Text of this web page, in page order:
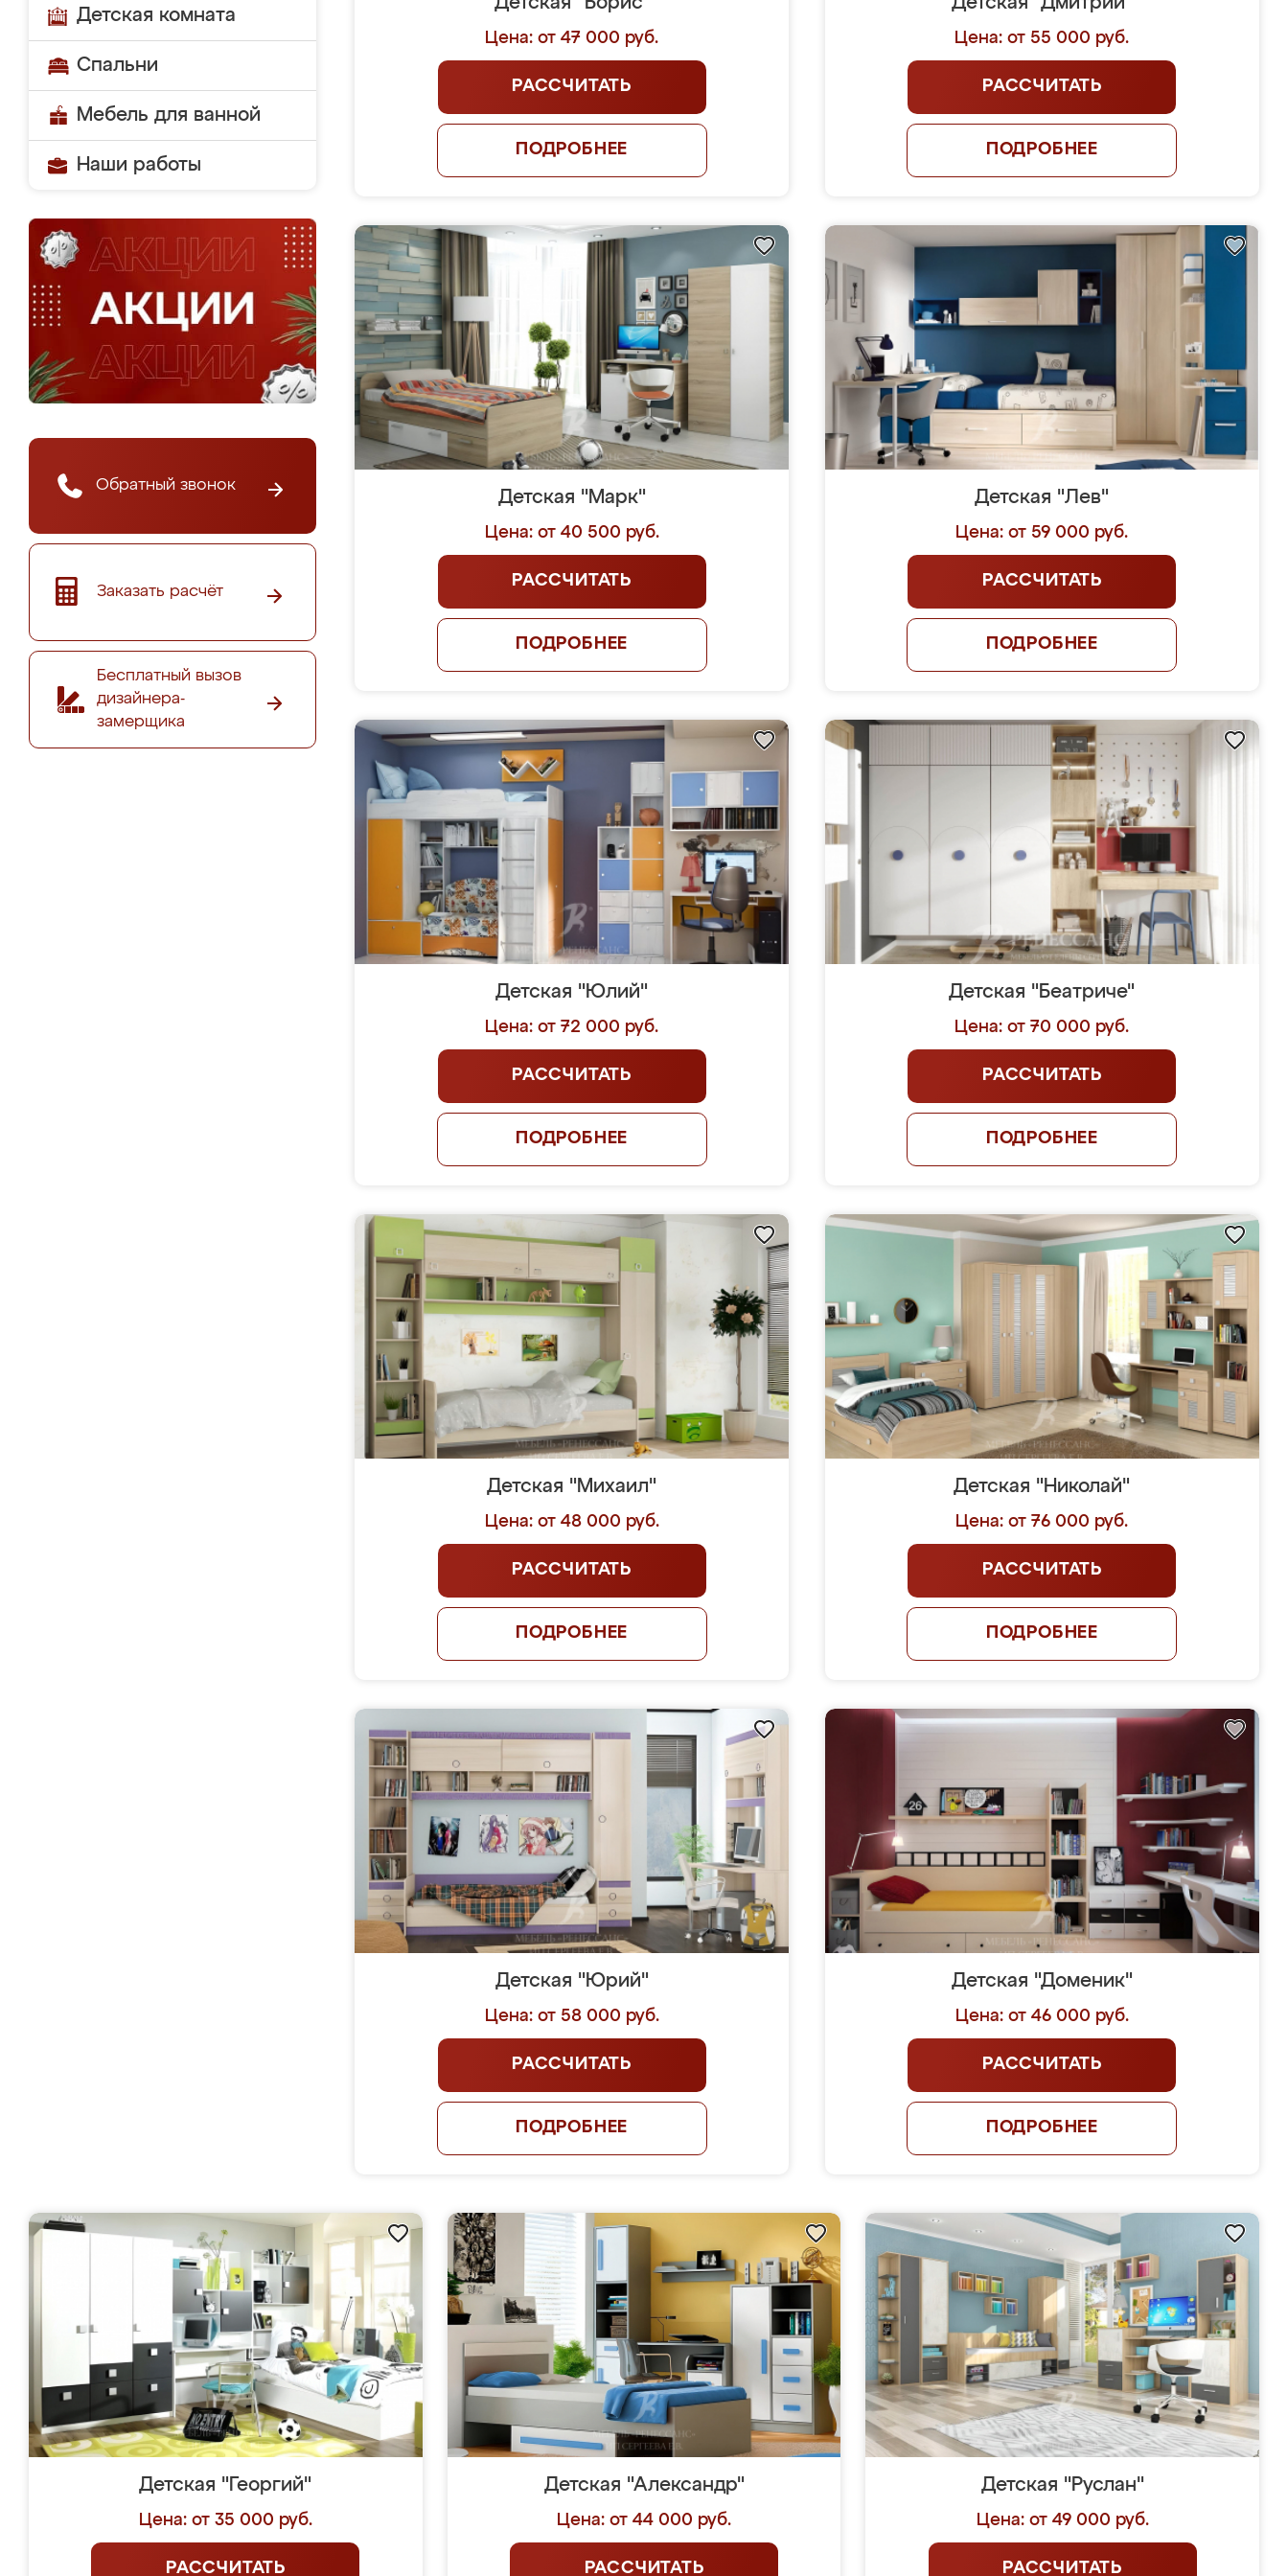
Детская комната
Спальни
Мебель для ванной
Наши работы
Обратный звонок
Заказать расчёт
Бесплатный вызов
дизайнера-
замерщика
Цена: от 47 000 руб.
РАССЧИТАТЬ
ПОДРОБНЕЕ
Цена: от 55 000 руб.
РАССЧИТАТЬ
ПОДРОБНЕЕ
Детская "Марк"
Цена: от 40 500 руб.
РАССЧИТАТЬ
ПОДРОБНЕЕ
Детская "Лев"
Цена: от 59 000 руб.
РАССЧИТАТЬ
ПОДРОБНЕЕ
Детская "Юлий"
Цена: от 72 000 руб.
РАССЧИТАТЬ
ПОДРОБНЕЕ
Детская "Беатриче"
Цена: от 70 000 руб.
РАССЧИТАТЬ
ПОДРОБНЕЕ
Детская "Михаил"
Цена: от 48 000 руб.
РАССЧИТАТЬ
ПОДРОБНЕЕ
Детская "Николай"
Цена: от 76 000 руб.
РАССЧИТАТЬ
ПОДРОБНЕЕ
Детская "Юрий"
Цена: от 58 000 руб.
РАССЧИТАТЬ
ПОДРОБНЕЕ
Детская "Доменик"
Цена: от 46 000 руб.
РАССЧИТАТЬ
ПОДРОБНЕЕ
Детская "Георгий"
Цена: от 35 000 руб.
РАССЧИТАТЬ
Детская "Александр"
Цена: от 44 000 руб.
РАССЧИТАТЬ
Детская "Руслан"
Цена: от 49 000 руб.
РАССЧИТАТЬ